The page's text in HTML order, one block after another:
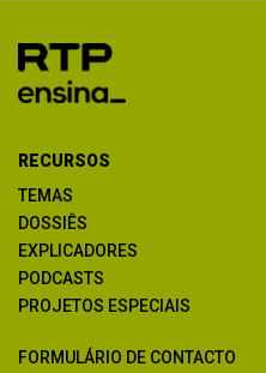
RECURSOS
TEMAS
DOSSIÊS
EXPLICADORES
PODCASTS
PROJETOS ESPECIAIS
FORMULÁRIO DE CONTACTO